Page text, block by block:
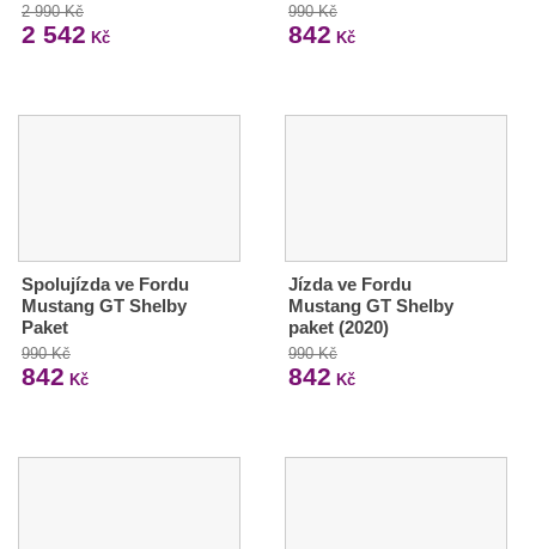
2 990 Kč
2 542 Kč
990 Kč
842 Kč
Spolujízda ve Fordu
Mustang GT Shelby
Paket
990 Kč
842 Kč
Jízda ve Fordu
Mustang GT Shelby
paket (2020)
990 Kč
842 Kč